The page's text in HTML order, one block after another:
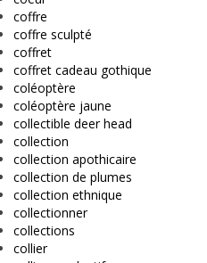
coffre
coffre sculpté
coffret
coffret cadeau gothique
coléoptère
coléoptère jaune
collectible deer head
collection
collection apothicaire
collection de plumes
collection ethnique
collectionner
collections
collier